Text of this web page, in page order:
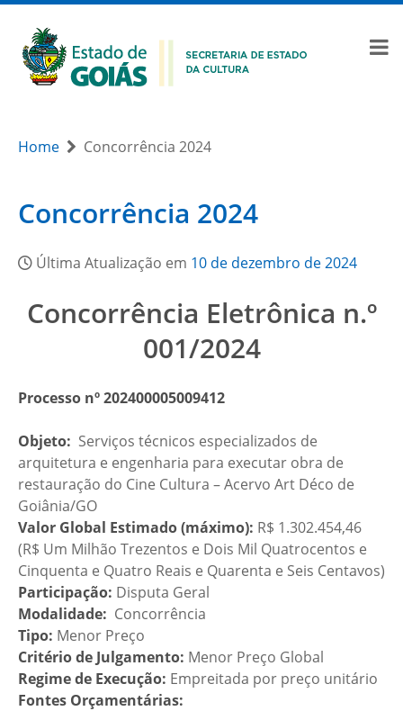
Home Concorrência 2024
Concorrência 2024
Última Atualização em 10 de dezembro de 2024
Concorrência Eletrônica n.º
001/2024
Processo nº 202400005009412
Objeto: Serviços técnicos especializados de
arquitetura e engenharia para executar obra de
restauração do Cine Cultura – Acervo Art Déco de
Goiânia/GO
Valor Global Estimado (máximo): R$ 1.302.454,46
(R$ Um Milhão Trezentos e Dois Mil Quatrocentos e
Cinquenta e Quatro Reais e Quarenta e Seis Centavos)
Participação: Disputa Geral
Modalidade: Concorrência
Tipo: Menor Preço
Critério de Julgamento: Menor Preço Global
Regime de Execução: Empreitada por preço unitário
Fontes Orçamentárias: